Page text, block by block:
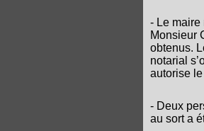
- Le maire
Monsieur
obtenus.
notarial
autorise le
- Deux
au sort a